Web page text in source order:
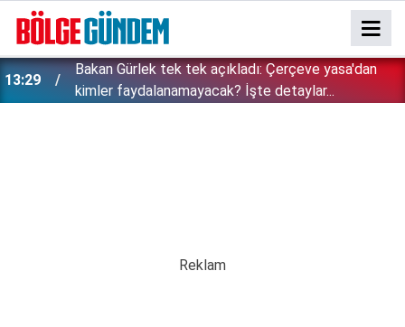
12:54
Özgür Özel'e şok! Yüzde 50 ile kazandıkları il,
CHP'de kalıyor